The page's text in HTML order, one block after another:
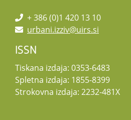
+ 386 (0)1 420 13 10
urbani.izziv@uirs.si
ISSN
Tiskana izdaja: 0353-6483
Spletna izdaja: 1855-8399
Strokovna izdaja: 2232-481X